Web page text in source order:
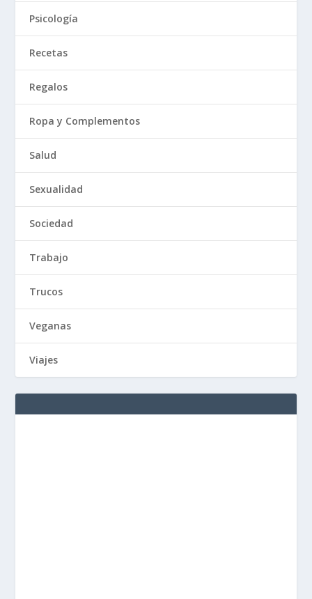
Psicología
Recetas
Regalos
Ropa y Complementos
Salud
Sexualidad
Sociedad
Trabajo
Trucos
Veganas
Viajes